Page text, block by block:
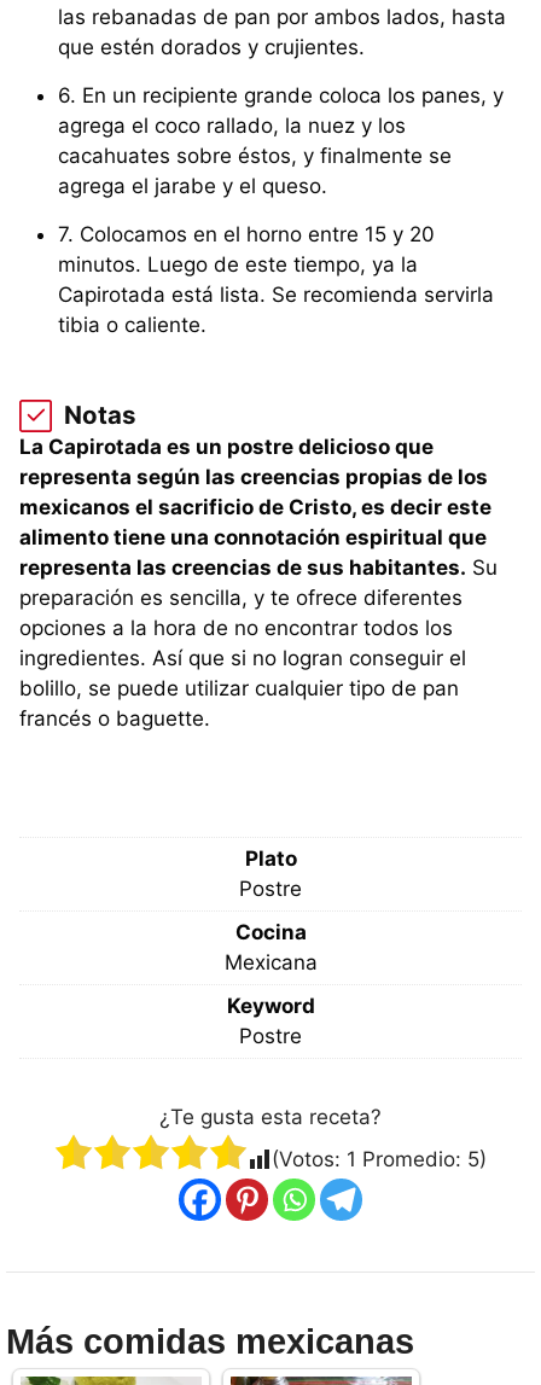
las rebanadas de pan por ambos lados, hasta
que estén dorados y crujientes.
6. En un recipiente grande coloca los panes, y
agrega el coco rallado, la nuez y los
cacahuates sobre éstos, y finalmente se
agrega el jarabe y el queso.
7. Colocamos en el horno entre 15 y 20
minutos. Luego de este tiempo, ya la
Capirotada está lista. Se recomienda servirla
tibia o caliente.
Notas
La Capirotada es un postre delicioso que
representa según las creencias propias de los
mexicanos el sacrificio de Cristo, es decir este
alimento tiene una connotación espiritual que
representa las creencias de sus habitantes. Su
preparación es sencilla, y te ofrece diferentes
opciones a la hora de no encontrar todos los
ingredientes. Así que si no logran conseguir el
bolillo, se puede utilizar cualquier tipo de pan
francés o baguette.
Plato
Postre
Cocina
Mexicana
Keyword
Postre
¿Te gusta esta receta?
(Votos: 1 Promedio: 5)
Más comidas mexicanas